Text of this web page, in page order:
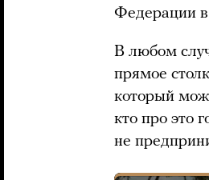
Федерации
В любом
прямое
который
кто про это
не